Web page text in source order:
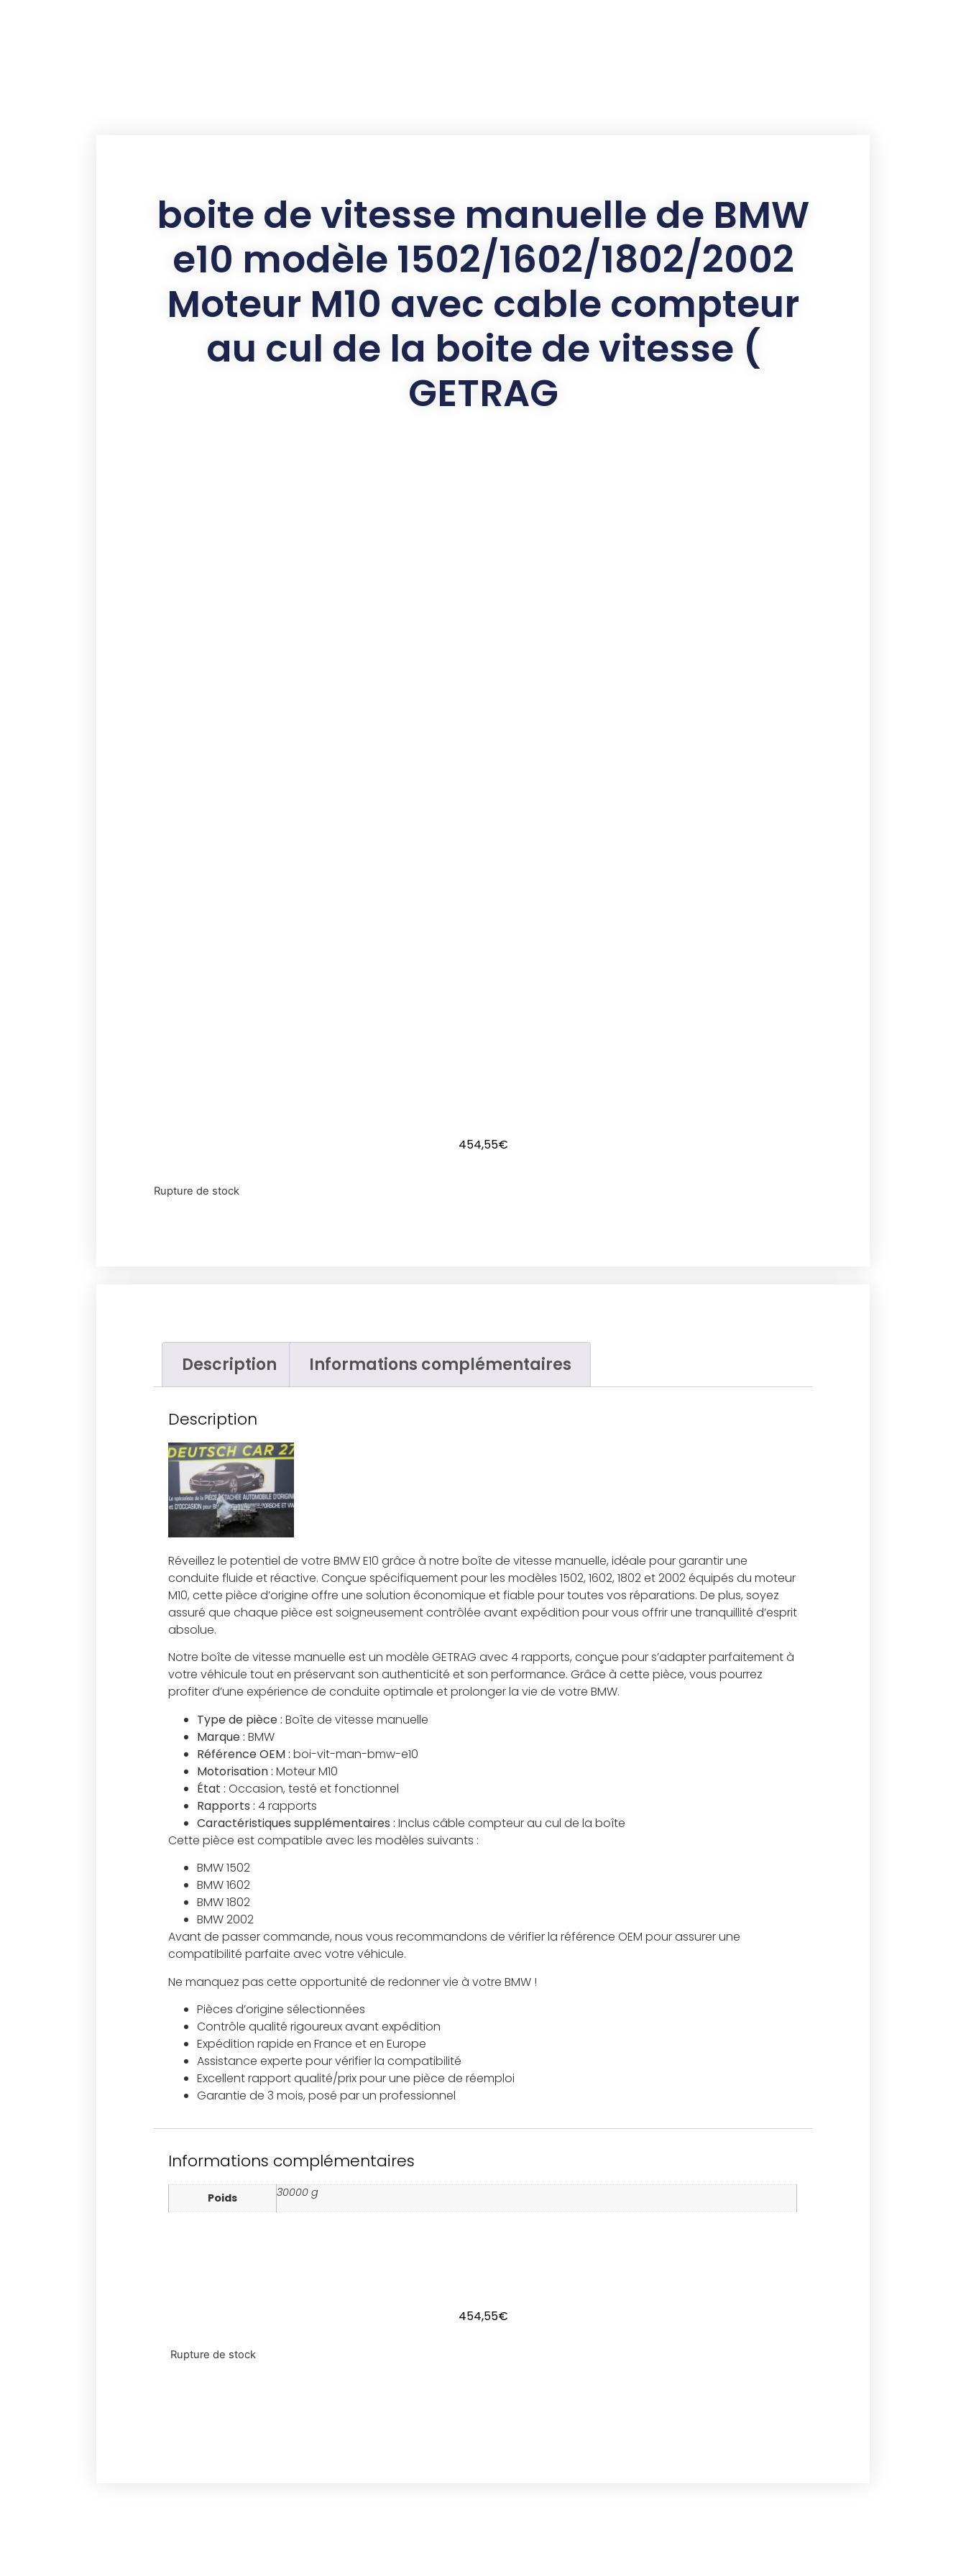
boite de vitesse manuelle de BMW
e10 modèle 1502/1602/1802/2002
Moteur M10 avec cable compteur
au cul de la boite de vitesse (
GETRAG
454,55€
Rupture de stock
Description Informations complémentaires
Description
Réveillez le potentiel de votre BMW E10 grâce à notre boîte de vitesse manuelle, idéale pour garantir une
conduite fluide et réactive. Conçue spécifiquement pour les modèles 1502, 1602, 1802 et 2002 équipés du moteur
M10, cette pièce d’origine offre une solution économique et fiable pour toutes vos réparations. De plus, soyez
assuré que chaque pièce est soigneusement contrôlée avant expédition pour vous offrir une tranquillité d’esprit
absolue.
Notre boîte de vitesse manuelle est un modèle GETRAG avec 4 rapports, conçue pour s’adapter parfaitement à
votre véhicule tout en préservant son authenticité et son performance. Grâce à cette pièce, vous pourrez
profiter d’une expérience de conduite optimale et prolonger la vie de votre BMW.
Type de pièce : Boîte de vitesse manuelle
Marque : BMW
Référence OEM : boi-vit-man-bmw-e10
Motorisation : Moteur M10
État : Occasion, testé et fonctionnel
Rapports : 4 rapports
Caractéristiques supplémentaires : Inclus câble compteur au cul de la boîte
Cette pièce est compatible avec les modèles suivants :
BMW 1502
BMW 1602
BMW 1802
BMW 2002
Avant de passer commande, nous vous recommandons de vérifier la référence OEM pour assurer une
compatibilité parfaite avec votre véhicule.
Ne manquez pas cette opportunité de redonner vie à votre BMW !
Pièces d’origine sélectionnées
Contrôle qualité rigoureux avant expédition
Expédition rapide en France et en Europe
Assistance experte pour vérifier la compatibilité
Excellent rapport qualité/prix pour une pièce de réemploi
Garantie de 3 mois, posé par un professionnel
Informations complémentaires
Poids 30000 g
454,55€
Rupture de stock